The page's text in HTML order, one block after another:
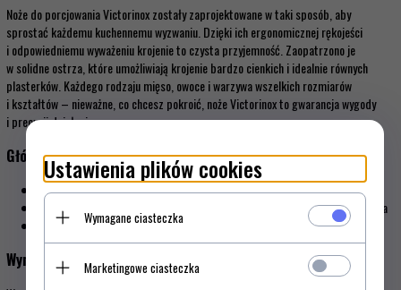
Noże do porcjowania Victorinox zostały zaprojektowane w taki sposób, aby
sprostać każdemu kuchennemu wyzwaniu. Dzięki ich ergonomicznej rękojeści
i odpowiedniemu wyważeniu krojenie to czysta przyjemność. Zaopatrzono je
w solidne ostrza, które umożliwiają krojenie bardzo cienkich i idealnie równych
plasterków. Każdego rodzaju mięso, owoce i warzywa wszelkich rozmiarów
i kształtów – nieważne, co chcesz pokroić, noże Victorinox to gwarancja wygody
i precyzji działania.
Główne cechy
Prosty sposób na precyzyjne i szybkie porcjowanie
Wyprodukowany w Szwajcarii nóż do porcjowania z prostą krawędzią ostrza
Ergonomiczna rączka i wyjątkowo ostra krawędź ostrza
Wymiary:
Ustawienia plików cookies
Wymagane ciasteczka
Marketingowe ciasteczka